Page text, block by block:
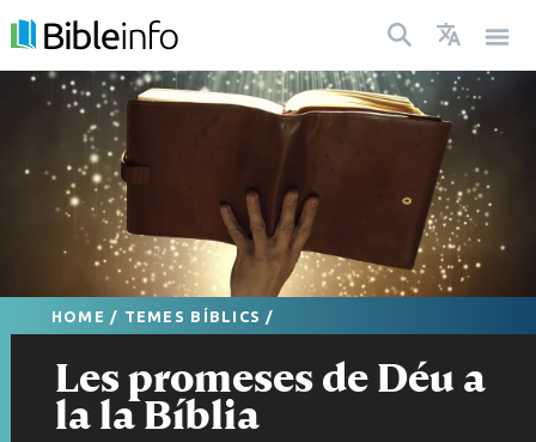
HOME / TEMES BÍBLICS /
Les promeses de Déu a
la la Bíblia